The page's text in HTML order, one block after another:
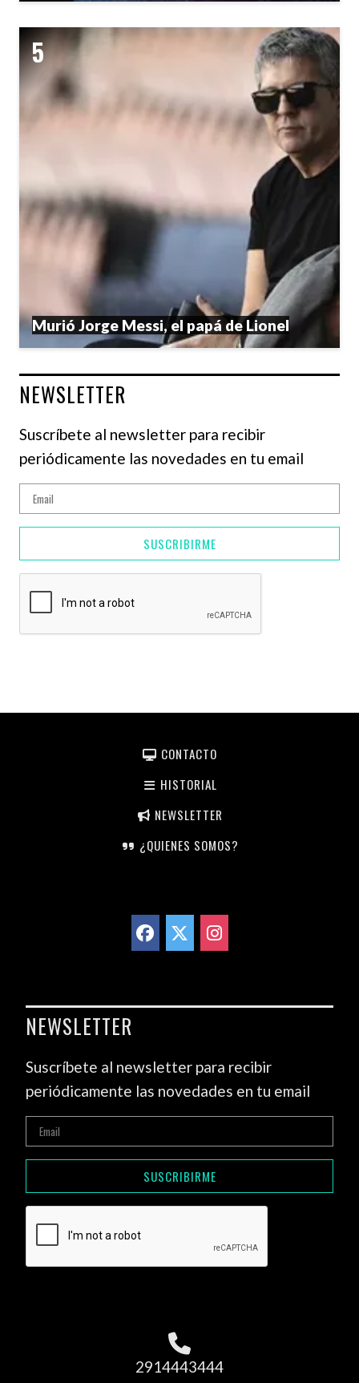
Murió Jorge Messi, el papá de Lionel
NEWSLETTER
Suscríbete al newsletter para recibir
periódicamente las novedades en tu email
SUSCRIBIRME
CONTACTO
HISTORIAL
NEWSLETTER
¿QUIENES SOMOS?
NEWSLETTER
Suscríbete al newsletter para recibir
periódicamente las novedades en tu email
SUSCRIBIRME
2914443444